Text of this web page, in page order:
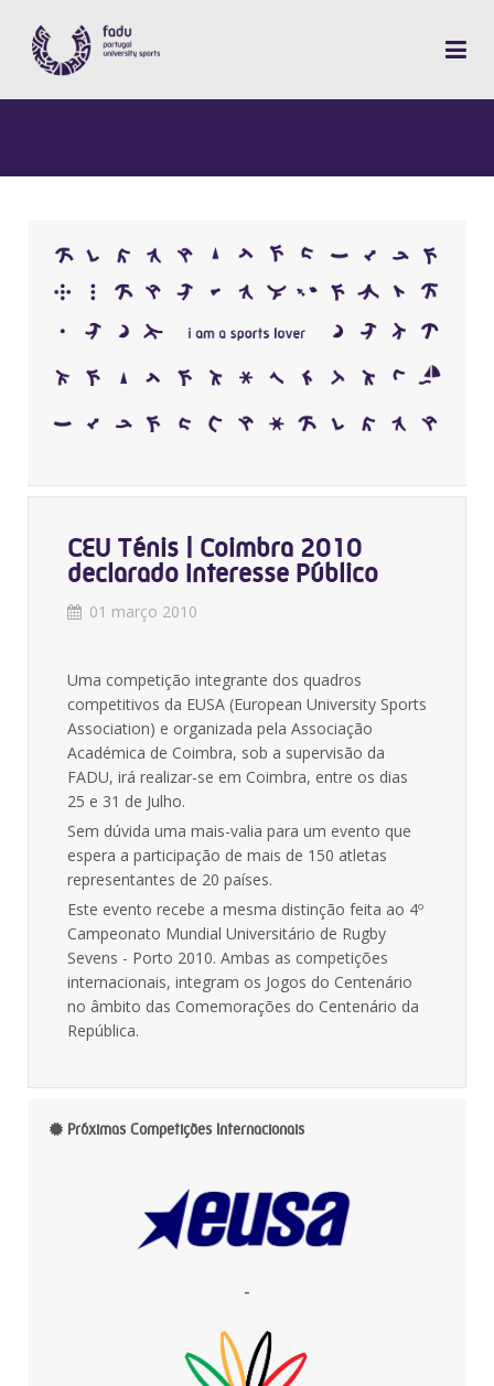
CEU Ténis | Coimbra 2010
declarado Interesse Público
01 março 2010
Uma competição integrante dos quadros
competitivos da EUSA (European University Sports
Association) e organizada pela Associação
Académica de Coimbra, sob a supervisão da
FADU, irá realizar-se em Coimbra, entre os dias
25 e 31 de Julho.
Sem dúvida uma mais-valia para um evento que
espera a participação de mais de 150 atletas
representantes de 20 países.
Este evento recebe a mesma distinção feita ao 4º
Campeonato Mundial Universitário de Rugby
Sevens - Porto 2010. Ambas as competições
internacionais, integram os Jogos do Centenário
no âmbito das Comemorações do Centenário da
República.
Próximas Competições Internacionais
-